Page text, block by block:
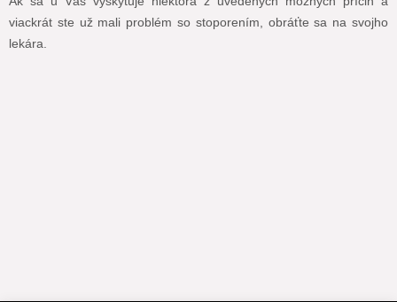
viackrát ste už mali problém so stoporením, obráťte sa na svojho
lekára.